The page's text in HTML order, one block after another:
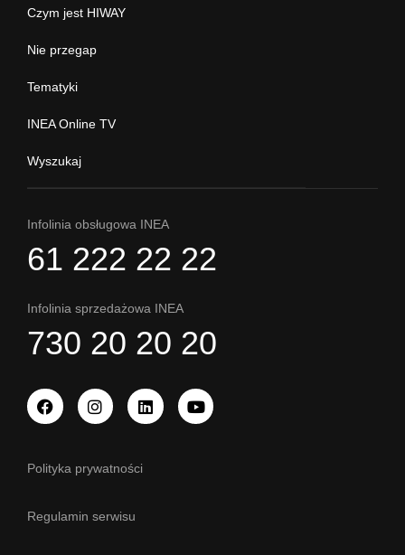
Czym jest HIWAY
Nie przegap
Tematyki
INEA Online TV
Wyszukaj
Infolinia obsługowa INEA
61 222 22 22
Infolinia sprzedażowa INEA
730 20 20 20
Polityka prywatności
Regulamin serwisu